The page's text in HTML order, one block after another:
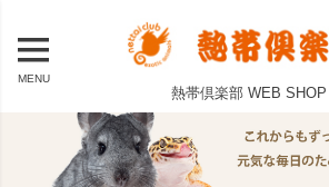
MENU
熱帯倶楽部 WEB SHOP